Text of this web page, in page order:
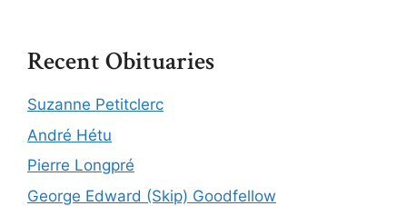
Recent Obituaries
Suzanne Petitclerc
André Hétu
Pierre Longpré
George Edward (Skip) Goodfellow